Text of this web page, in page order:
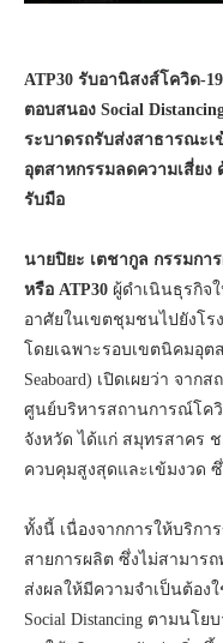
ATP30 รับอานิสงส์โควิด-
ตอบสนอง Social
ระบาดรถรับส่งสาธารณะเ
อุตสาหกรรมลดความเสี่ย
รับมือ
นายปิยะ เตชากูล กรรมกา
หรือ ATP30 ผู้ดำเนินธุรกิจ
อาศัยในเขตชุมชนไปยังโร
โดยเฉพาะรอบเขตนิคมอุต
Seaboard) เปิดเผยว่า จา
ศูนย์บริหารสถานการณ์โค
จังหวัด ได้แก่ สมุทรสาคร
ควบคุมสูงสุดและเข้มงวด
ทั้งนี้ เนื่องจากการให้บริกา
สายการผลิต ซึ่งไม่สามารถ
ส่งผลให้มีความจำเป็นต้อง
Social Distancing ตามนโ